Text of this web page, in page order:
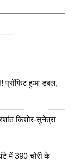
प्रॉफिट हुआ डबल,
किशोर-सुनेत्रा
में 390 चोरी के